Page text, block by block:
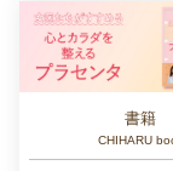
書籍
CHIHARU